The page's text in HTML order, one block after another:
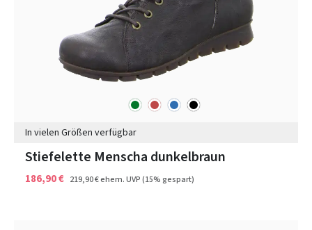
grün rot blau schwarz
In vielen Größen verfügbar
Stiefelette Menscha dunkelbraun
186,90 € 219,90 €ehem. UVP(15% gespart)